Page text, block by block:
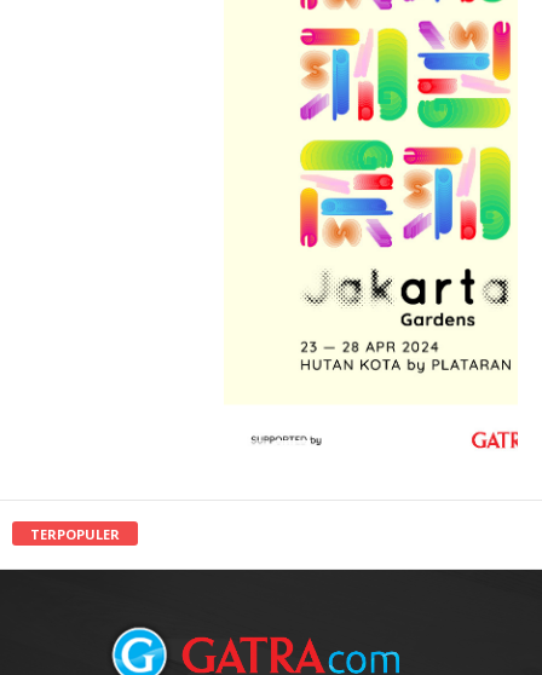
TERPOPULER